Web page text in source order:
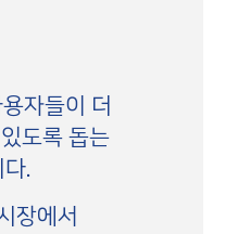
자들이 더
도록 돕는
.
장에서